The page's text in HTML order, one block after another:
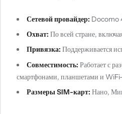
Сетевой провайдер: Docomo
Охват: По всей стране,
Привязка: Поддерживается
Совместимость: Работает с
смартфонами, планшетами и
Размеры SIM-карт: Нано,